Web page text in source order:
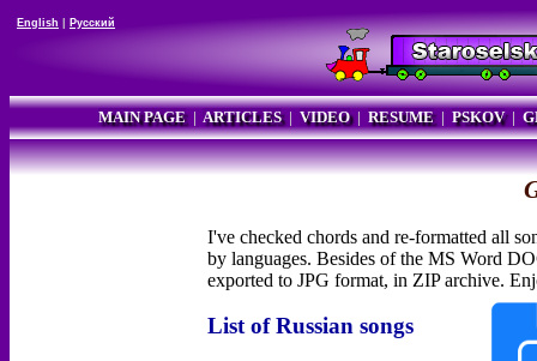
English Русский
MAIN PAGE| ARTICLES| VIDEO| RESUME| PSKOV|
I've checked chords and re-formatted all
by languages. Besides of the MS Word
exported to JPG format, in ZIP archive.
List of Russian songs